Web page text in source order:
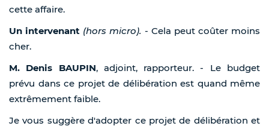
cette affaire.
Un intervenant (hors micro). - Cela peut coûter moins
cher.
M. Denis BAUPIN, adjoint, rapporteur. - Le budget
prévu dans ce projet de délibération est quand même
extrêmement faible.
Je vous suggère d'adopter ce projet de délibération et